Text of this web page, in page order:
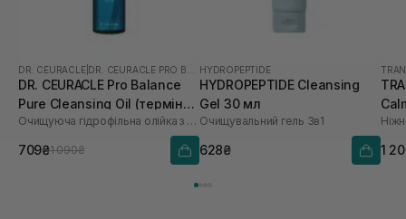
DR. CEURACLE
DR. CEURACLE Pro Balance
Pure Cleansing Oil (термін
до 01.27р.) 155 мл
Очищуюча гідрофільна олійка з пробіотиками
709₴1 090₴
HYDROPEPTIDE
HYDROPEPTIDE Cleansing
Gel 30 мл
Очищувальний гель 3в1
628₴
мл
1